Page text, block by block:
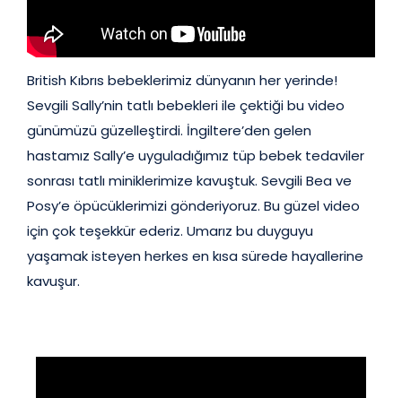
British Kıbrıs bebeklerimiz dünyanın her yerinde!
Sevgili Sally’nin tatlı bebekleri ile çektiği bu video
günümüzü güzelleştirdi. İngiltere’den gelen
hastamız Sally’e uyguladığımız tüp bebek tedaviler
sonrası tatlı miniklerimize kavuştuk. Sevgili Bea ve
Posy’e öpücüklerimizi gönderiyoruz. Bu güzel video
için çok teşekkür ederiz. Umarız bu duyguyu
yaşamak isteyen herkes en kısa sürede hayallerine
kavuşur.